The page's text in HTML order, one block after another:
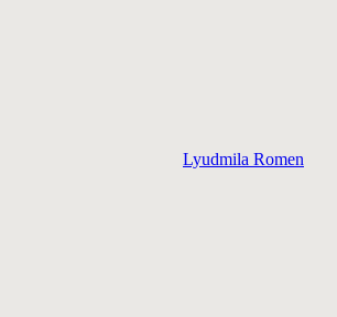
Lyudmila Romen